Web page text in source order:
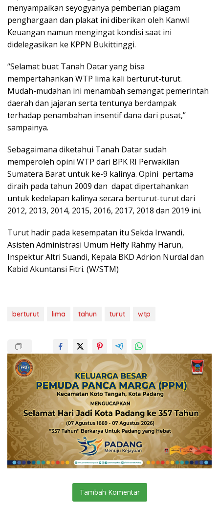
menyampaikan seyogyanya pemberian piagam
penghargaan dan plakat ini diberikan oleh Kanwil
Keuangan namun mengingat kondisi saat ini
didelegasikan ke KPPN Bukittinggi.
“Selamat buat Tanah Datar yang bisa
mempertahankan WTP lima kali berturut-turut.
Mudah-mudahan ini menambah semangat pemerintah
daerah dan jajaran serta tentunya berdampak
terhadap penambahan insentif dana dari pusat,”
sampainya.
Sebagaimana diketahui Tanah Datar sudah
memperoleh opini WTP dari BPK RI Perwakilan
Sumatera Barat untuk ke-9 kalinya. Opini pertama
diraih pada tahun 2009 dan dapat dipertahankan
untuk kedelapan kalinya secara berturut-turut dari
2012, 2013, 2014, 2015, 2016, 2017, 2018 dan 2019 ini.
Turut hadir pada kesempatan itu Sekda Irwandi,
Asisten Administrasi Umum Helfy Rahmy Harun,
Inspektur Altri Suandi, Kepala BKD Adrion Nurdal dan
Kabid Akuntansi Fitri. (W/STM)
berturut lima tahun turut wtp
Tambah Komentar